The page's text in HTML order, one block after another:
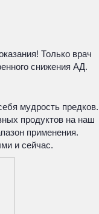
Только врач
снижения АД.
мудрость предков.
продуктов на наш
применения.
и сейчас.